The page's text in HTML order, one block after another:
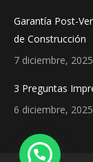
Garantía Post-
de Construcción
7 diciembre, 2025
3 Preguntas
6 diciembre, 2025